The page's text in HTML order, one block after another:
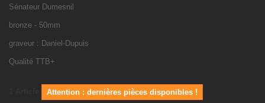
Sénateur Dumesnil
bronze - 50mm
graveur : Daniel-Dupuis
Qualité TTB+
Attention : dernières pièces disponibles !